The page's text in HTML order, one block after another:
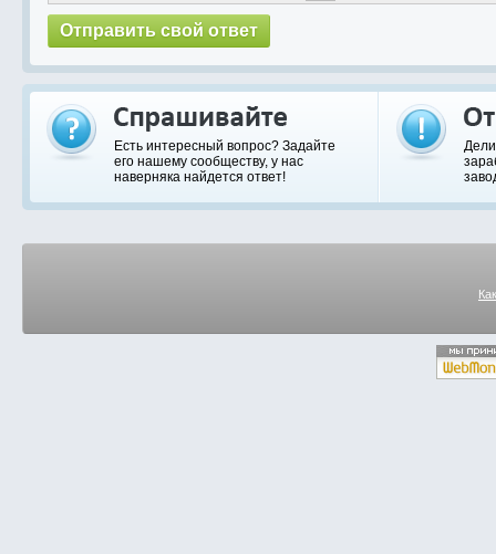
Есть интересный вопрос? Задайте
его нашему сообществу, у нас
наверняка найдется ответ!